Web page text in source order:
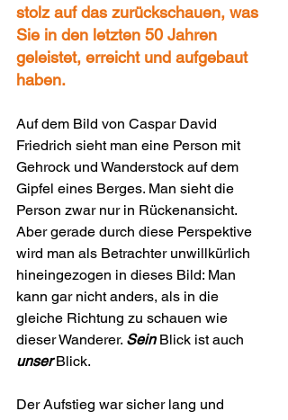
stolz auf das zurückschauen, was
Sie in den letzten 50 Jahren
geleistet, erreicht und aufgebaut
haben.
Auf dem Bild von Caspar David
Friedrich sieht man eine Person mit
Gehrock und Wanderstock auf dem
Gipfel eines Berges. Man sieht die
Person zwar nur in Rückenansicht.
Aber gerade durch diese Perspektive
wird man als Betrachter unwill­kürlich
hineingezogen in dieses Bild: Man
kann gar nicht anders, als in die
gleiche Richtung zu schauen wie
dieser Wanderer. Sein Blick ist auch
unser Blick.
Der Aufstieg war sicher lang und